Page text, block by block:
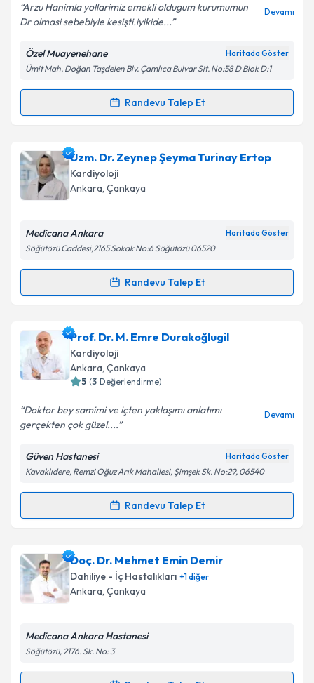
Kişisel verilerimin işlenmesine ilişkin
Aydınlatma
Metni 'ni okudum ve kişisel verilerimin belirtilen
kapsamda işlenmesini kabul ediyorum.
Arzu Hanimla yollarimiz emekli oldugum kurumumun
Dr olmasi sebebiyle kesişti.iyikide...
Devamı
Özel Muayenehane Haritada Göster
Ümit Mah. Doğan Taşdelen Blv. Çamlıca Bulvar Sit. No:58 D Blok D:1
Randevu Talep Et
Randevu Takvimi Talebi
Uzm. Dr. Arzu Akgüliçin randevu takvimi talebi
oluşturun. Size bu uzmandan randevu almanız için bir
takvim hazırlandığında e-posta ile bilgilendireceğiz.
Kişisel verilerimin işlenmesine ilişkin
Metni'ni okudum ve kişisel verilerimin belirtilen
Takvim Talebini Gönder
Uzm. Dr. Zeynep Şeyma Turinay Ertop
Kardiyoloji
Ankara, Çankaya
Medicana Ankara Haritada Göster
Söğütözü Caddesi,2165 Sokak No:6 Söğütözü 06520
Randevu Talep Et
Randevu Takvimi Talebi
Uzm. Dr. Zeynep Şeyma Turinay Ertop
randevu takvimi talebi oluşturun. Size bu uzmandan
randevu almanız için bir takvim hazırlandığında e-
posta ile bilgilendireceğiz.
E-posta Adresiniz
Kişisel verilerimin işlenmesine ilişkinAydınlatma
Metni'ni okudum ve kişisel verilerimin belirtilen
kapsamda işlenmesini kabul ediyorum.
Prof. Dr. M. Emre Durakoğlugil
Kardiyoloji
Ankara, Çankaya
5 (3 Değerlendirme)
Doktor bey samimi ve içten yaklaşımı anlatımı
gerçekten çok güzel....
Devamı
Güven Hastanesi Haritada Göster
Kavaklıdere, Remzi Oğuz Arık Mahallesi, Şimşek Sk. No:29, 06540
Randevu Talep Et
Randevu Takvimi Talebi
Prof. Dr. M. Emre Durakoğlugiliçin randevu takvimi
talebi oluşturun. Size bu uzmandan randevu almanız
için bir takvim hazırlandığında e-posta ile
bilgilendireceğiz.
Doç. Dr. Mehmet Emin Demir
Dahiliye - İç Hastalıkları +1diğer
Ankara, Çankaya
Medicana Ankara Hastanesi
Söğütözü, 2176. Sk. No: 3